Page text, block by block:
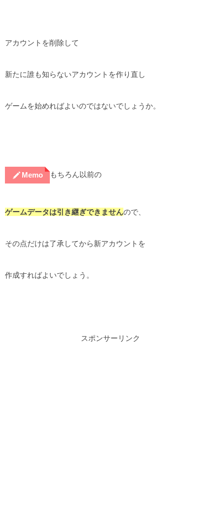
アカウントを削除して
新たに誰も知らないアカウントを作り直し
ゲームを始めればよいのではないでしょうか。
Memo もちろん以前の
ゲームデータは引き継ぎできませんので、
その点だけは了承してから新アカウントを
作成すればよいでしょう。
スポンサーリンク